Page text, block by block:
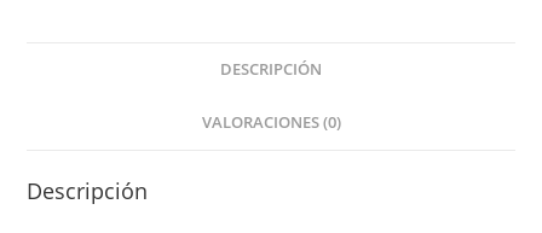
DESCRIPCIÓN
VALORACIONES (0)
Descripción